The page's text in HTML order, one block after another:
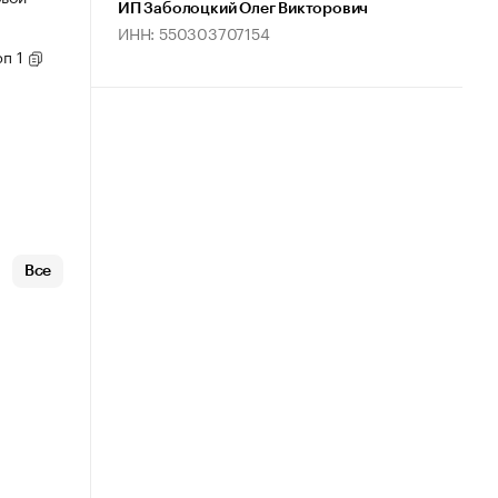
1
Все
ИП Заболоцкий Олег Викторович
ИНН: 550303707154